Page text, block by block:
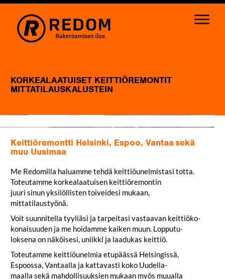
KORKEALAATUISET KEITTIÖREMONTIT
MITTATILAUSKALUSTEIN
Keittiöremontti Helsinki, Espoo, Vantaa sekä
muu Uusimaa
Me Redo­milla haluamme tehdä keit­tiö­unel­mistasi totta.
Toteu­tamme kor­kea­laa­tuisen keit­tiö­re­montin
juuri sinun yksi­löl­listen toi­veidesi mukaan,
mittatilaustyönä.
Voit suun­ni­tella tyy­liäsi ja tar­peitasi vas­taavan keit­tiö­ko­
ko­nai­suuden ja me hoi­damme kaiken muun. Lop­pu­tu­
loksena on näköisesi, uniikki ja laa­dukas keittiö.
Toteu­tamme keit­tiö­unelmia etu­päässä Hel­sin­gissä,
Espoossa, Van­taalla ja kat­ta­vasti koko Uudel­la­
maalla sekä mah­dol­li­suuksien mukaan myös muualla